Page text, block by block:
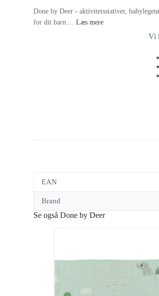
Done by Deer - aktivitetsstativer,
for dit barn....Læs mere
Vi
EAN
Brand
Se også Done by Deer